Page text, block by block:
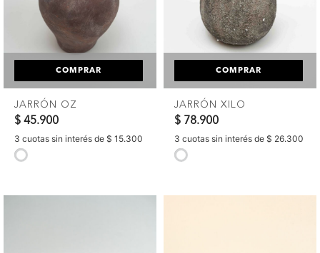
COMPRAR
JARRÓN OZ
$ 45.900
3 cuotas sin interés de $ 15.300
COMPRAR
JARRÓN XILO
$ 78.900
3 cuotas sin interés de $ 26.300